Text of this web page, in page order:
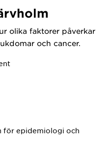
olika faktorer påverkar
och cancer.
för epidemiologi och